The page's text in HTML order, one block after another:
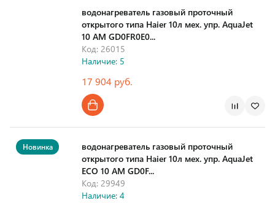
водонагреватель газовый проточный
открытого типа Haier 10л мех. упр. AquaJet
10 AM GD0FR0E0...
Код: 26015
Наличие: 5
17 904 руб.
водонагреватель газовый проточный
открытого типа Haier 10л мех. упр. AquaJet
ECO 10 AM GD0F...
Код: 29949
Наличие: 4
Новинка